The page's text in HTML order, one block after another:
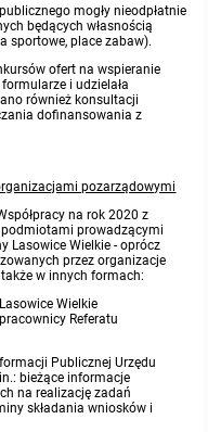
mogły nieodpłatnie
będących własnością
sportowe, place zabaw).
ofert na wspieranie
i udzielała
również konsultacji
dofinansowania z
pozarządowymi
na rok 2020 z
prowadzącymi
Lasowice Wielkie - oprócz
przez organizacje
w innych formach:
Wielkie
Referatu
Publicznej Urzędu
bieżące informacje
na realizację zadań
składania wniosków i